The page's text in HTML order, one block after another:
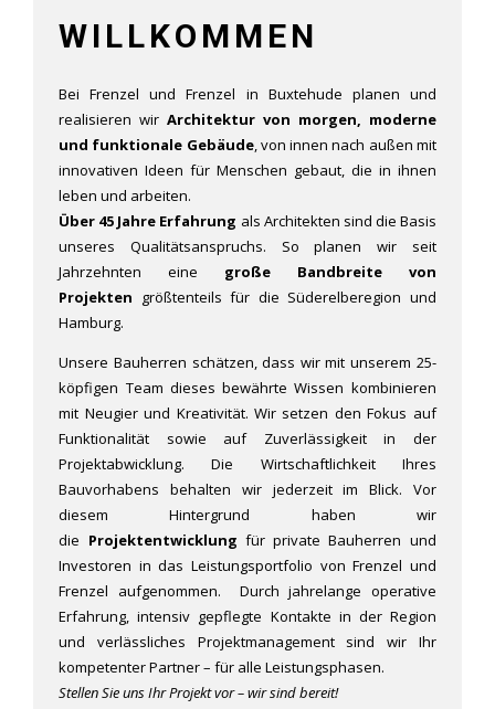
WILLKOMMEN
Bei Frenzel und Frenzel in Buxtehude planen und
realisieren wir Architektur von morgen, moderne
und funktionale Gebäude, von innen nach außen mit
innovativen Ideen für Menschen gebaut, die in ihnen
leben und arbeiten.
Über 45 Jahre Erfahrung als Architekten sind die Basis
unseres Qualitätsanspruchs. So planen wir seit
Jahrzehnten eine große Bandbreite von
Projekten größtenteils für die Süderelberegion und
Hamburg.
Unsere Bauherren schätzen, dass wir mit unserem 25-
köpfigen Team dieses bewährte Wissen kombinieren
mit Neugier und Kreativität. Wir setzen den Fokus auf
Funktionalität sowie auf Zuverlässigkeit in der
Projektabwicklung. Die Wirtschaftlichkeit Ihres
Bauvorhabens behalten wir jederzeit im Blick. Vor
diesem Hintergrund haben wir
die Projektentwicklung für private Bauherren und
Investoren in das Leistungsportfolio von Frenzel und
Frenzel aufgenommen. Durch jahrelange operative
Erfahrung, intensiv gepflegte Kontakte in der Region
und verlässliches Projektmanagement sind wir Ihr
kompetenter Partner – für alle Leistungsphasen.
Stellen Sie uns Ihr Projekt vor – wir sind bereit!